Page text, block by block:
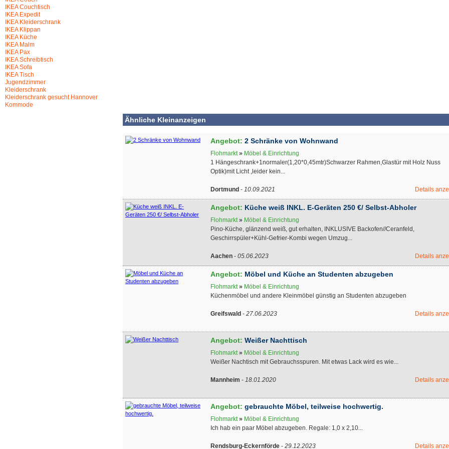
IKEA Couchtisch
IKEA Expedit
IKEA Kleiderschrank
IKEA Klippan
IKEA Küche
IKEA Malm
IKEA Pax
IKEA Schreibtisch
IKEA Sofa
IKEA Tisch
Jugendzimmer
Kleiderschrank
Kleiderschrank gesucht Hannover
Kommode
Ähnliche Kleinanzeigen
Angebot: 2 Schränke von Wohnwand
Flohmarkt» Möbel & Einrichtung
1 Hängeschrank+1normaler(1,20*0,45mtr)Schwarzer Rahmen,Glastür mit Holz Nuss
Optik)mit Licht ,leider kein...
Dortmund - 10.09.2021 Details
Angebot: Küche weiß INKL. E-Geräten 250 €/ Selbst-Abholer
Flohmarkt» Möbel & Einrichtung
Pino-Küche, glänzend weiß, gut erhalten, INKLUSIVE Backofen//Ceranfeld,
Geschirrspüler+Kühl-Gefrier-Kombi wegen Umzug...
Aachen - 05.06.2023 Details
Angebot: Möbel und Küche an Studenten abzugeben
Flohmarkt» Möbel & Einrichtung
Küchenmöbel und andere Kleinmöbel günstig an Studenten abzugeben
Greifswald - 27.06.2023 Details
Angebot: Weißer Nachttisch
Flohmarkt» Möbel & Einrichtung
Weißer Nachtisch mit Gebrauchsspuren. Mit etwas Lack wird es wie...
Mannheim - 18.01.2020 Details
Angebot: gebrauchte Möbel, teilweise hochwertig.
Flohmarkt» Möbel & Einrichtung
Ich hab ein paar Möbel abzugeben. Regale: 1,0 x 2,10...
Rendsburg-Eckernförde - 29.12.2023 Details